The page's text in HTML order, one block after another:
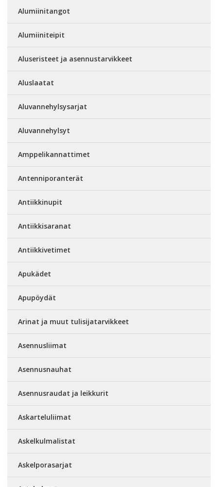
Alumiinitangot
Alumiiniteipit
Aluseristeet ja asennustarvikkeet
Aluslaatat
Aluvannehylsysarjat
Aluvannehylsyt
Amppelikannattimet
Antenniporanterät
Antiikkinupit
Antiikkisaranat
Antiikkivetimet
Apukädet
Apupöydät
Arinat ja muut tulisijatarvikkeet
Asennusliimat
Asennusnauhat
Asennusraudat ja leikkurit
Askarteluliimat
Askelkulmalistat
Askelporasarjat